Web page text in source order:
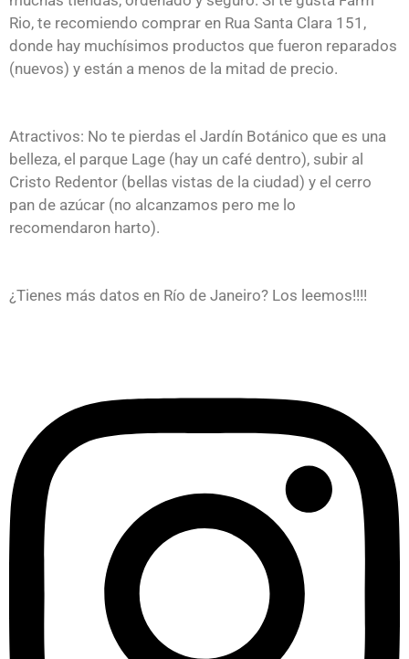
Rio, te recomiendo comprar en Rua Santa Clara 151,
donde hay muchísimos productos que fueron reparados
(nuevos) y están a menos de la mitad de precio.
Atractivos: No te pierdas el Jardín Botánico que es una
belleza, el parque Lage (hay un café dentro), subir al
Cristo Redentor (bellas vistas de la ciudad) y el cerro
pan de azúcar (no alcanzamos pero me lo
recomendaron harto).
¿Tienes más datos en Río de Janeiro? Los leemos!!!!